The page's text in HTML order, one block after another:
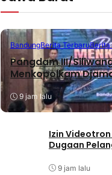
BandungBerita TerbaruBerita
Pangdam III/
Menkopolkam
9 jam lalu
Izin
Dugaan
9 jam lalu